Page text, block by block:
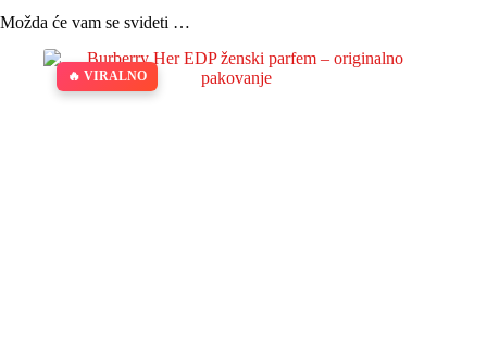
Možda će vam se svideti …
🔥 VIRALNO